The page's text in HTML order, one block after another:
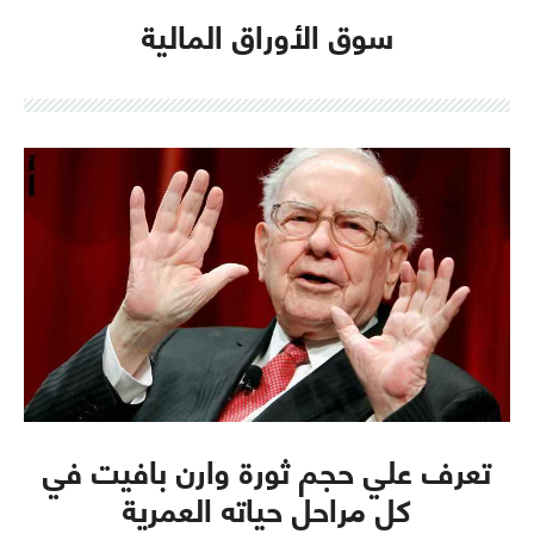
سوق الأوراق المالية
تعرف علي حجم ثورة وارن بافيت في
كل مراحل حياته العمرية